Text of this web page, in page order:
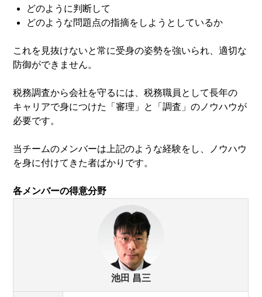
どのように判断して
どのような問題点の指摘をしようとしているか
これを見抜けないと常に受身の姿勢を強いられ、適切な
防御ができません。
税務調査から会社を守るには、税務職員として長年の
キャリアで身につけた「審理」と「調査」のノウハウが
必要です。
当チームのメンバーは上記のような経験をし、ノウハウ
を身に付けてきた者ばかりです。
各メンバーの得意分野
池田 昌三